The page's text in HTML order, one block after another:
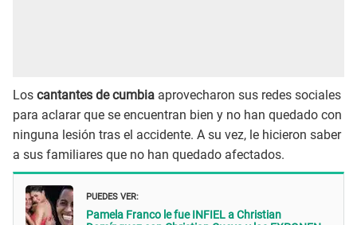
Los cantantes de cumbia aprovecharon sus redes sociales
para aclarar que se encuentran bien y no han quedado con
ninguna lesión tras el accidente. A su vez, le hicieron saber
a sus familiares que no han quedado afectados.
PUEDES VER:
Pamela Franco le fue INFIEL a Christian